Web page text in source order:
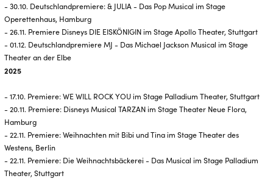
- 30.10. Deutschlandpremiere: & JULIA - Das Pop Musical im Stage
Operettenhaus, Hamburg
- 26.11. Premiere Disneys DIE EISKÖNIGIN im Stage Apollo Theater, Stuttgart
- 01.12. Deutschlandpremiere MJ - Das Michael Jackson Musical im Stage
Theater an der Elbe
2025
- 17.10. Premiere: WE WILL ROCK YOU im Stage Palladium Theater, Stuttgart
- 20.11. Premiere: Disneys Musical TARZAN im Stage Theater Neue Flora,
Hamburg
- 22.11. Premiere: Weihnachten mit Bibi und Tina im Stage Theater des
Westens, Berlin
- 22.11. Premiere: Die Weihnachtsbäckerei - Das Musical im Stage Palladium
Theater, Stuttgart